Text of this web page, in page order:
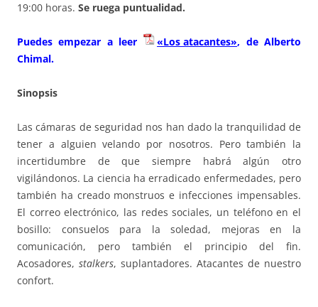
19:00 horas. Se ruega puntualidad.
Puedes empezar a leer «Los atacantes», de Alberto
Chimal.
Sinopsis
Las cámaras de seguridad nos han dado la tranquilidad de
tener a alguien velando por nosotros. Pero también la
incertidumbre de que siempre habrá algún otro
vigilándonos. La ciencia ha erradicado enfermedades, pero
también ha creado monstruos e infecciones impensables.
El correo electrónico, las redes sociales, un teléfono en el
bosillo: consuelos para la soledad, mejoras en la
comunicación, pero también el principio del fin.
Acosadores, stalkers, suplantadores. Atacantes de nuestro
confort.